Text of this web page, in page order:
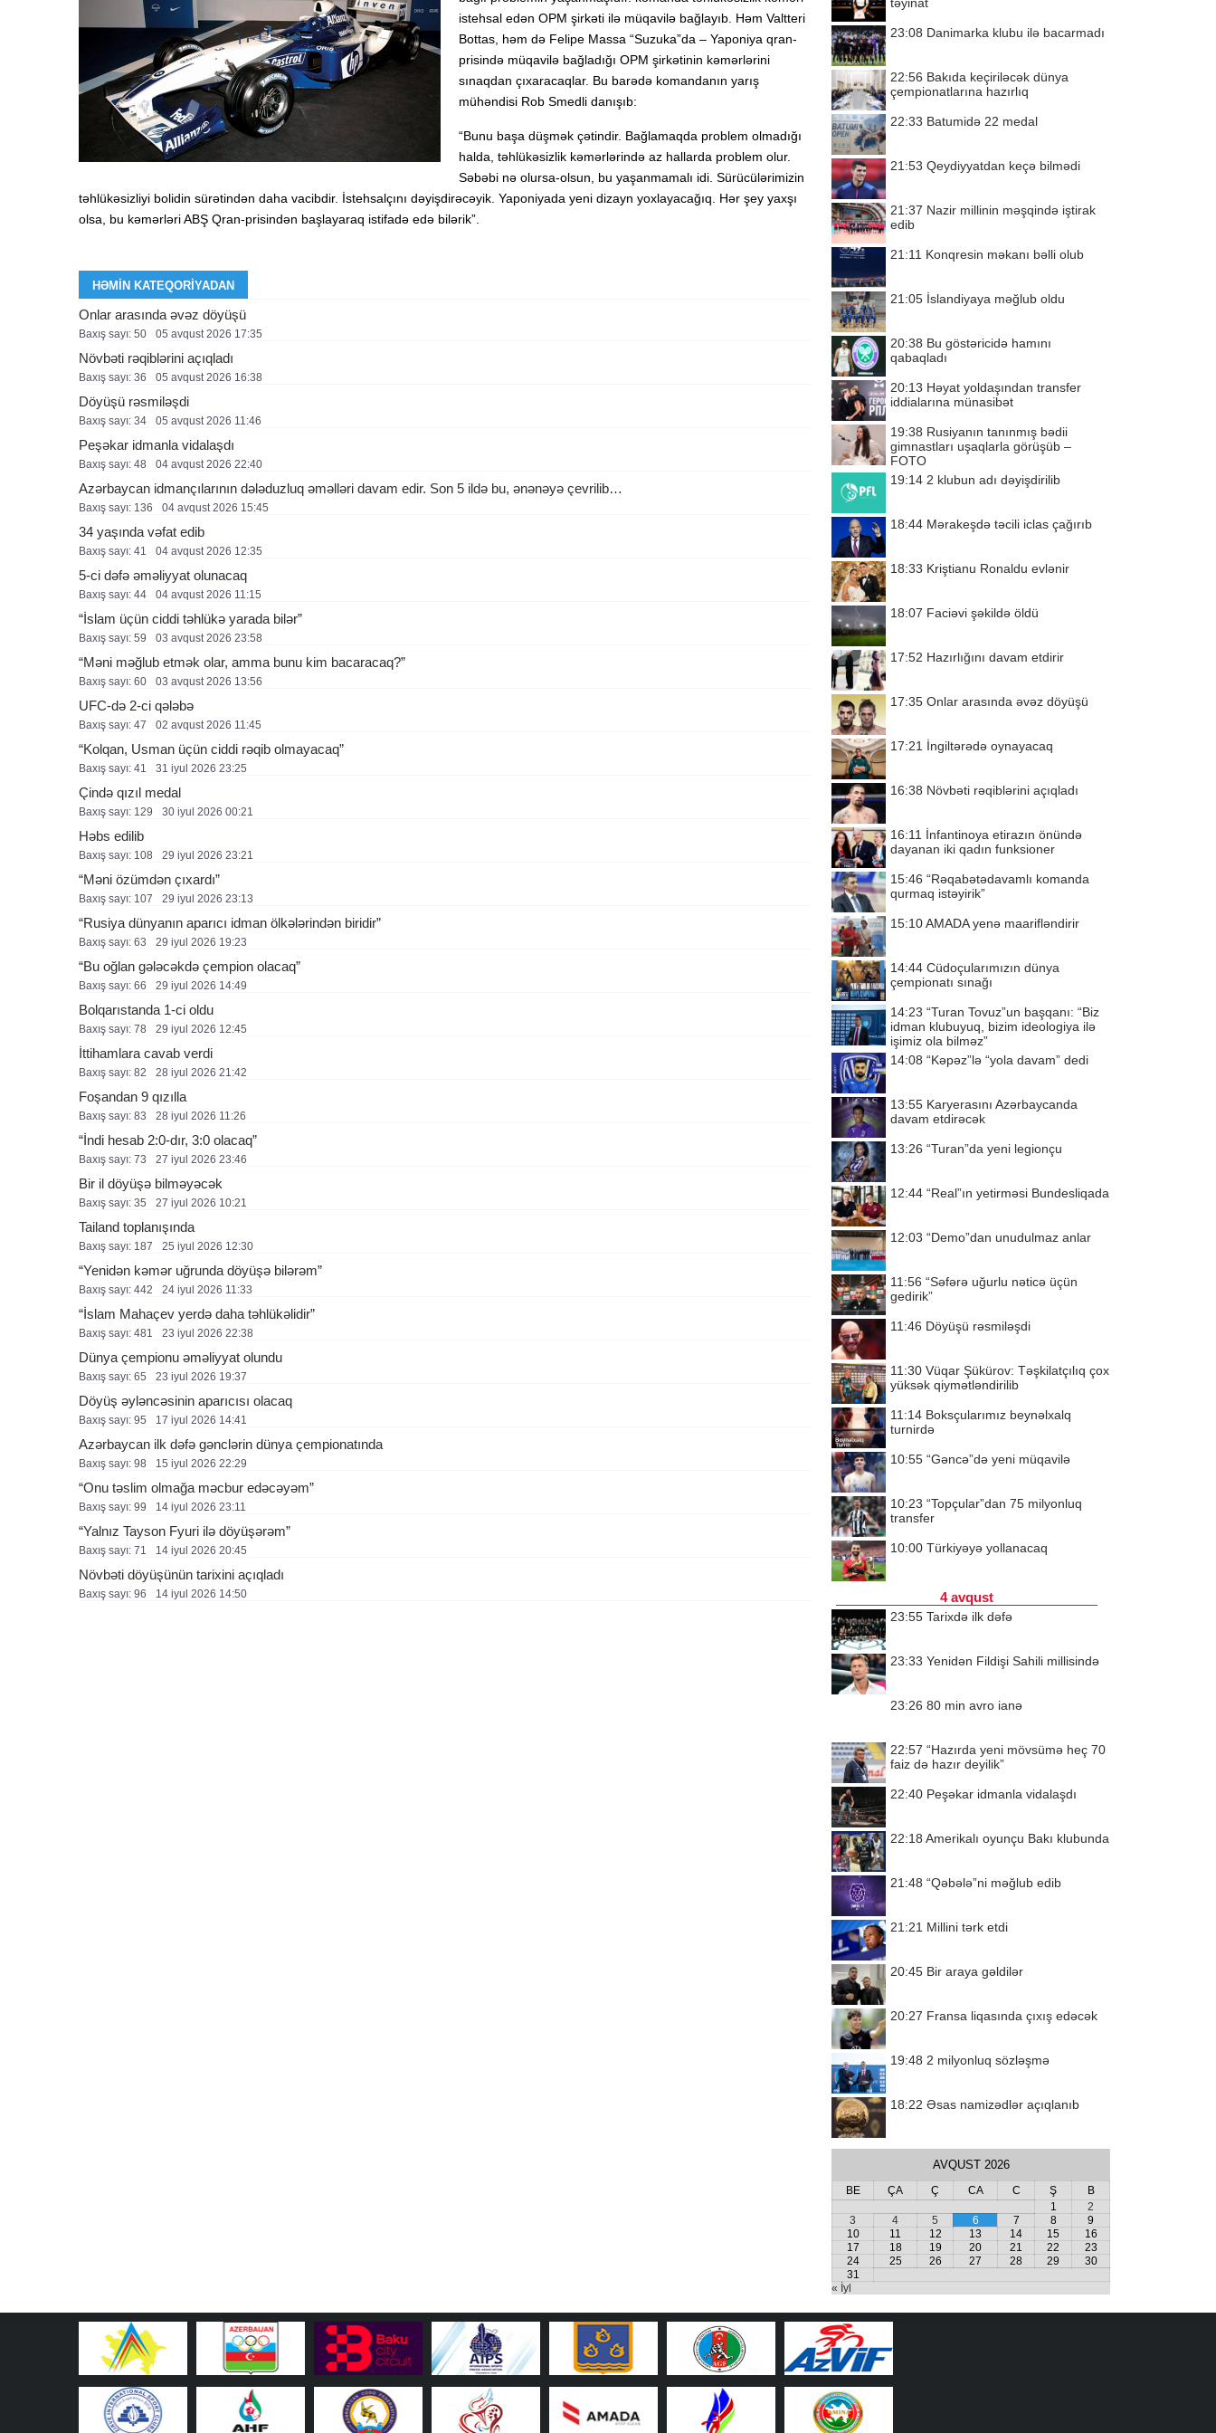
istehsal edən OPM şirkəti ilə müqavilə bağlayıb. Həm Valtteri
Bottas, həm də Felipe Massa “Suzuka”da – Yaponiya qran-
prisində müqavilə bağladığı OPM şirkətinin kəmərlərini
sınaqdan çıxaracaqlar. Bu barədə komandanın yarış
mühəndisi Rob Smedli danışıb:
“Bunu başa düşmək çətindir. Bağlamaqda problem olmadığı
halda, təhlükəsizlik kəmərlərində az hallarda problem olur.
Səbəbi nə olursa-olsun, bu yaşanmamalı idi. Sürücülərimizin
təhlükəsizliyi bolidin sürətindən daha vacibdir. İstehsalçını dəyişdirəcəyik. Yaponiyada yeni dizayn yoxlayacağıq. Hər şey yaxşı
olsa, bu kəmərləri ABŞ Qran-prisindən başlayaraq istifadə edə bilərik”.
HƏMIN KATEQORIYADAN
Onlar arasında əvəz döyüşü
Baxış sayı: 50 05 avqust 2026 17:35
Növbəti rəqiblərini açıqladı
Baxış sayı: 36 05 avqust 2026 16:38
Döyüşü rəsmiləşdi
Baxış sayı: 34 05 avqust 2026 11:46
Peşəkar idmanla vidalaşdı
Baxış sayı: 48 04 avqust 2026 22:40
Azərbaycan idmançılarının dələduzluq əməlləri davam edir. Son 5 ildə bu, ənənəyə çevrilib…
Baxış sayı: 136 04 avqust 2026 15:45
34 yaşında vəfat edib
Baxış sayı: 41 04 avqust 2026 12:35
5-ci dəfə əməliyyat olunacaq
Baxış sayı: 44 04 avqust 2026 11:15
“İslam üçün ciddi təhlükə yarada bilər”
Baxış sayı: 59 03 avqust 2026 23:58
“Məni məğlub etmək olar, amma bunu kim bacaracaq?”
Baxış sayı: 60 03 avqust 2026 13:56
UFC-də 2-ci qələbə
Baxış sayı: 47 02 avqust 2026 11:45
“Kolqan, Usman üçün ciddi rəqib olmayacaq”
Baxış sayı: 41 31 i̇yul 2026 23:25
Çində qızıl medal
Baxış sayı: 129 30 i̇yul 2026 00:21
Həbs edilib
Baxış sayı: 108 29 i̇yul 2026 23:21
“Məni özümdən çıxardı”
Baxış sayı: 107 29 i̇yul 2026 23:13
“Rusiya dünyanın aparıcı idman ölkələrindən biridir”
Baxış sayı: 63 29 i̇yul 2026 19:23
“Bu oğlan gələcəkdə çempion olacaq”
Baxış sayı: 66 29 i̇yul 2026 14:49
Bolqarıstanda 1-ci oldu
Baxış sayı: 78 29 i̇yul 2026 12:45
İttihamlara cavab verdi
Baxış sayı: 82 28 i̇yul 2026 21:42
Foşandan 9 qızılla
Baxış sayı: 83 28 i̇yul 2026 11:26
“İndi hesab 2:0-dır, 3:0 olacaq”
Baxış sayı: 73 27 i̇yul 2026 23:46
Bir il döyüşə bilməyəcək
Baxış sayı: 35 27 i̇yul 2026 10:21
Tailand toplanışında
Baxış sayı: 187 25 i̇yul 2026 12:30
“Yenidən kəmər uğrunda döyüşə bilərəm”
Baxış sayı: 442 24 i̇yul 2026 11:33
“İslam Mahaçev yerdə daha təhlükəlidir”
Baxış sayı: 481 23 i̇yul 2026 22:38
Dünya çempionu əməliyyat olundu
Baxış sayı: 65 23 i̇yul 2026 19:37
Döyüş əyləncəsinin aparıcısı olacaq
Baxış sayı: 95 17 i̇yul 2026 14:41
Azərbaycan ilk dəfə gənclərin dünya çempionatında
Baxış sayı: 98 15 i̇yul 2026 22:29
“Onu təslim olmağa məcbur edəcəyəm”
Baxış sayı: 99 14 i̇yul 2026 23:11
“Yalnız Tayson Fyuri ilə döyüşərəm”
Baxış sayı: 71 14 i̇yul 2026 20:45
Növbəti döyüşünün tarixini açıqladı
Baxış sayı: 96 14 i̇yul 2026 14:50
23:08 Danimarka klubu ilə bacarmadı
22:56 Bakıda keçiriləcək dünya
çempionatlarına hazırlıq
22:33 Batumidə 22 medal
21:53 Qeydiyyatdan keçə bilmədi
21:37 Nazir millinin məşqində iştirak
edib
21:11 Konqresin məkanı bəlli olub
21:05 İslandiyaya məğlub oldu
20:38 Bu göstəricidə hamını
qabaqladı
20:13 Həyat yoldaşından transfer
iddialarına münasibət
19:38 Rusiyanın tanınmış bədii
gimnastları uşaqlarla görüşüb –
FOTO
19:14 2 klubun adı dəyişdirilib
18:44 Mərakeşdə təcili iclas çağırıb
18:33 Kriştianu Ronaldu evlənir
18:07 Faciəvi şəkildə öldü
17:52 Hazırlığını davam etdirir
17:35 Onlar arasında əvəz döyüşü
17:21 İngiltərədə oynayacaq
16:38 Növbəti rəqiblərini açıqladı
16:11 İnfantinoya etirazın önündə
dayanan iki qadın funksioner
15:46 “Rəqabətədavamlı komanda
qurmaq istəyirik”
15:10AMADA yenə maarifləndirir
14:44 Cüdoçularımızın dünya
çempionatı sınağı
14:23 “Turan Tovuz”un başqanı: “Biz
idman klubuyuq, bizim ideologiya ilə
işimiz ola bilməz”
14:08 “Kəpəz”lə “yola davam” dedi
13:55 Karyerasını Azərbaycanda
davam etdirəcək
13:26 “Turan”da yeni legionçu
12:44 “Real”ın yetirməsi Bundesliqada
12:03 “Demo”dan unudulmaz anlar
11:56 “Səfərə uğurlu nəticə üçün
gedirik”
11:46 Döyüşü rəsmiləşdi
11:30 Vüqar Şükürov: Təşkilatçılıq çox
yüksək qiymətləndirilib
11:14 Boksçularımız beynəlxalq
turnirdə
10:55 “Gəncə”də yeni müqavilə
10:23 “Topçular”dan 75 milyonluq
transfer
10:00 Türkiyəyə yollanacaq
4 avqust
23:55 Tarixdə ilk dəfə
23:33 Yenidən Fildişi Sahili millisində
23:26 80 min avro ianə
22:57 “Hazırda yeni mövsümə heç 70
faiz də hazır deyilik”
22:40 Peşəkar idmanla vidalaşdı
22:18 Amerikalı oyunçu Bakı klubunda
21:48 “Qəbələ”ni məğlub edib
21:21 Millini tərk etdi
20:45 Bir araya gəldilər
20:27 Fransa liqasında çıxış edəcək
19:48 2 milyonluq sözləşmə
18:22 Əsas namizədlər açıqlanıb
AVQUST 2026
BE ÇA Ç CA C Ş
B
1
2
3
4 5 6 7 8
9
10
11 12 13 14 15
16
17
18 19 20 21 22
23
24
25 26 27 28 29
30
31
« İyl